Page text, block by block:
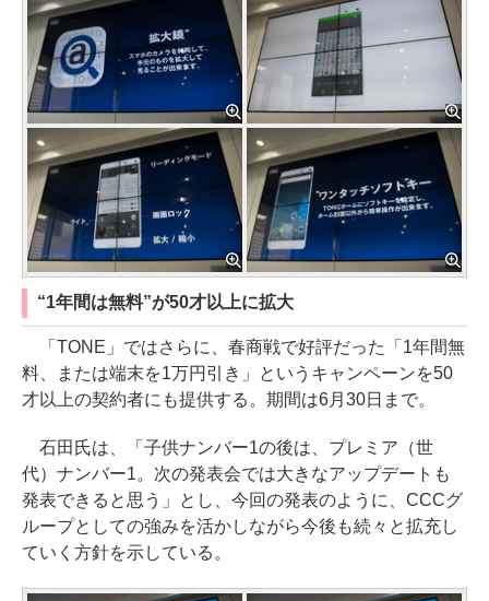
“1年間は無料”が50才以上に拡大
「TONE」ではさらに、春商戦で好評だった「1年間無
料、または端末を1万円引き」というキャンペーンを50
才以上の契約者にも提供する。期間は6月30日まで。
石田氏は、「子供ナンバー1の後は、プレミア（世
代）ナンバー1。次の発表会では大きなアップデートも
発表できると思う」とし、今回の発表のように、CCCグ
ループとしての強みを活かしながら今後も続々と拡充し
ていく方針を示している。